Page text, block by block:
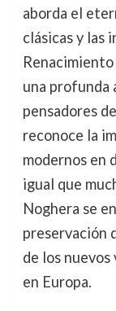
aborda el
clásicas y las
una profunda
pensadores
reconoce la
modernos en
igual que
Noghera se
preservación
de los
en Europa.